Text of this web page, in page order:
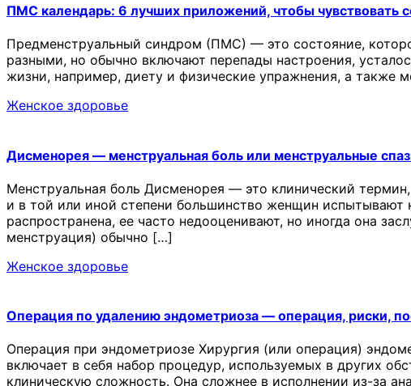
ПМС календарь: 6 лучших приложений, чтобы чувствовать
Предменструальный синдром (ПМС) — это состояние,
разными, но обычно включают перепады настроения,
жизни, например, диету и физические упражнения, а
Женское здоровье
Дисменорея — менструальная боль или менструальные
Менструальная боль Дисменорея — это клинический
и в той или иной степени большинство женщин испытывают
распространена, ее часто недооценивают, но иногда она
менструация) обычно […]
Женское здоровье
Операция по удалению эндометриоза — операция, риски,
Операция при эндометриозе Хирургия (или операция)
включает в себя набор процедур, используемых в других
клиническую сложность. Она сложнее в исполнении из-за